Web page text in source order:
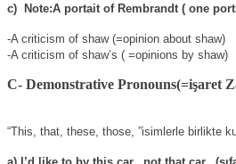
c) Note:A portait of Rembrandt ( one
-A criticism of shaw (=opinion about shaw)
-A criticism of shaw’s ( =opinions by shaw)
C- Demonstrative Pronouns(=işaret
“This, that, these, those, ”isimlerle birlikte